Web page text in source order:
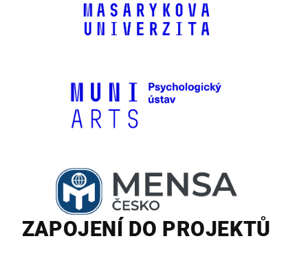
ZAPOJENÍ DO PROJEKTŮ